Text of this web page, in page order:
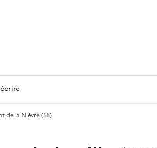
de la Nièvre (58)